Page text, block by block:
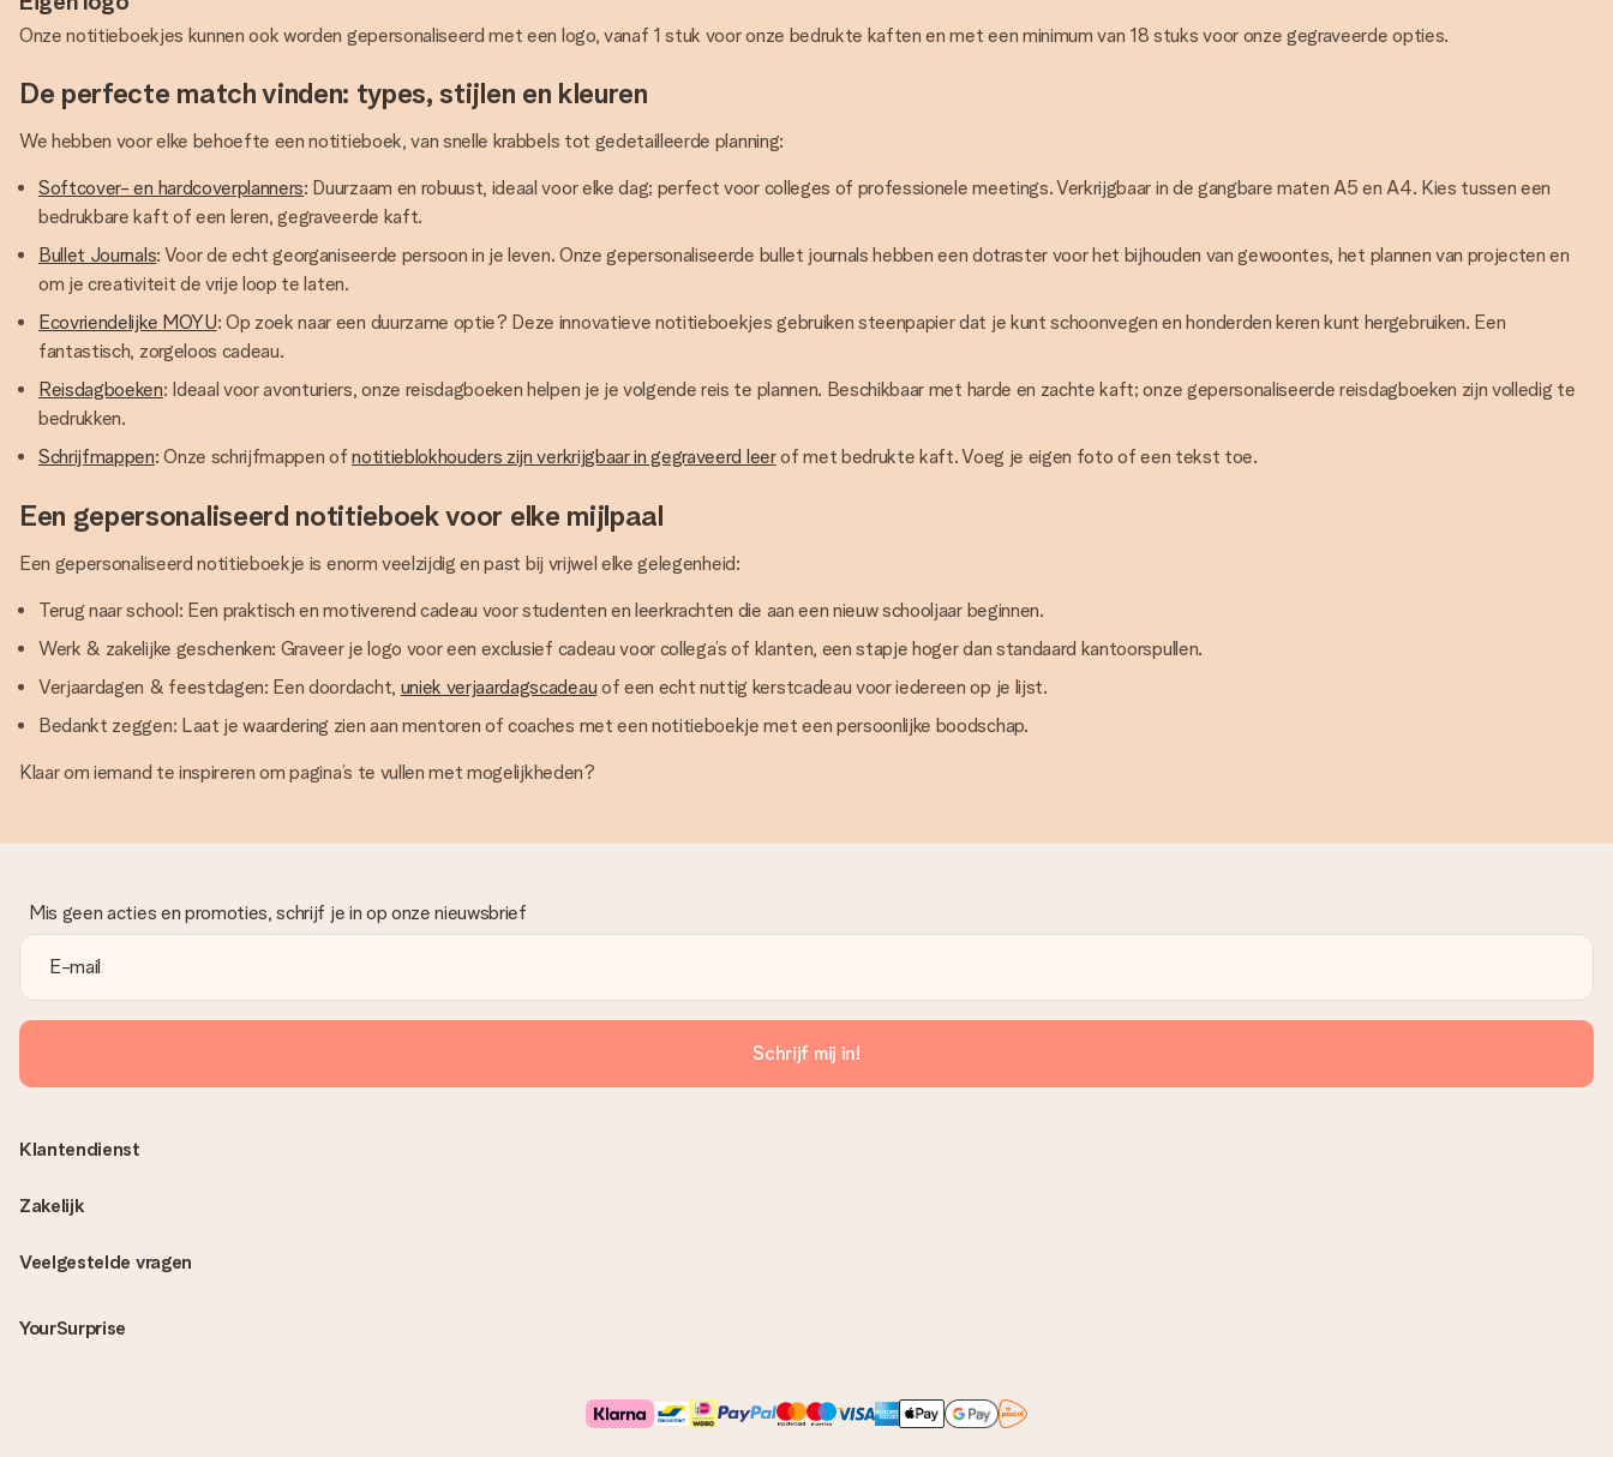
Onze notitieboekjes kunnen ook worden gepersonaliseerd met een logo, vanaf 1 stuk voor onze bedrukte kaften en met een minimum van 18 stuks voor onze gegraveerde opties.
De perfecte match vinden: types, stijlen en kleuren
We hebben voor elke behoefte een notitieboek, van snelle krabbels tot gedetailleerde planning:
Softcover- en hardcoverplanners: Duurzaam en robuust, ideaal voor elke dag; perfect voor colleges of professionele meetings. Verkrijgbaar in de gangbare maten A5 en A4. Kies tussen een
bedrukbare kaft of een leren, gegraveerde kaft.
Bullet Journals: Voor de echt georganiseerde persoon in je leven. Onze gepersonaliseerde bullet journals hebben een dotraster voor het bijhouden van gewoontes, het plannen van projecten en
om je creativiteit de vrije loop te laten.
Ecovriendelijke MOYU: Op zoek naar een duurzame optie? Deze innovatieve notitieboekjes gebruiken steenpapier dat je kunt schoonvegen en honderden keren kunt hergebruiken. Een
fantastisch, zorgeloos cadeau.
Reisdagboeken: Ideaal voor avonturiers, onze reisdagboeken helpen je je volgende reis te plannen. Beschikbaar met harde en zachte kaft; onze gepersonaliseerde reisdagboeken zijn volledig te
bedrukken.
Schrijfmappen: Onze schrijfmappen ofnotitieblokhouders zijn verkrijgbaar in gegraveerd leerof met bedrukte kaft. Voeg je eigen foto of een tekst toe.
Een gepersonaliseerd notitieboek voor elke mijlpaal
Een gepersonaliseerd notitieboekje is enorm veelzijdig en past bij vrijwel elke gelegenheid:
Terug naar school: Een praktisch en motiverend cadeau voor studenten en leerkrachten die aan een nieuw schooljaar beginnen.
Werk & zakelijke geschenken: Graveer je logo voor een exclusief cadeau voor collega’s of klanten, een stapje hoger dan standaard kantoorspullen.
Verjaardagen & feestdagen: Een doordacht, uniek verjaardagscadeau of een echt nuttig kerstcadeau voor iedereen op je lijst.
Bedankt zeggen: Laat je waardering zien aan mentoren of coaches met een notitieboekje met een persoonlijke boodschap.
Klaar om iemand te inspireren om pagina’s te vullen met mogelijkheden?
Mis geen acties en promoties, schrijf je in op onze nieuwsbrief
Schrijf mij in!
Veelgestelde vragen
YourSurprise
Klantendienst
Zakelijk